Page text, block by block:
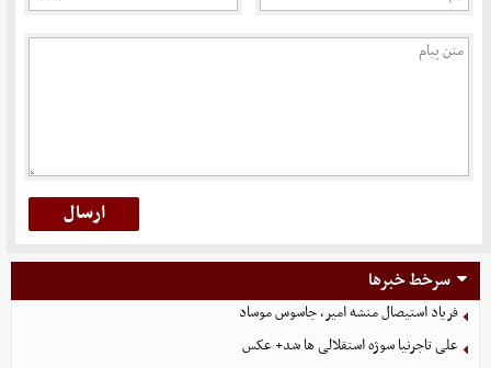
سرخط خبرها
فریاد استیصال منشه امیر، جاسوس موساد
علی تاجرنیا سوژه استقلالی‌ ها شد+ عکس